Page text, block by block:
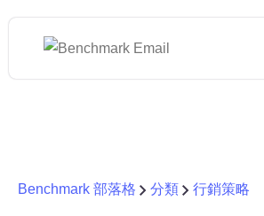
Benchmark 部落格 分類 行銷策略